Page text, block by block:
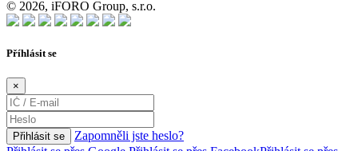
© 2026, iFORO Group, s.r.o.
Příhlásit se
×
Přihlásit se
Zapomněli jste heslo?